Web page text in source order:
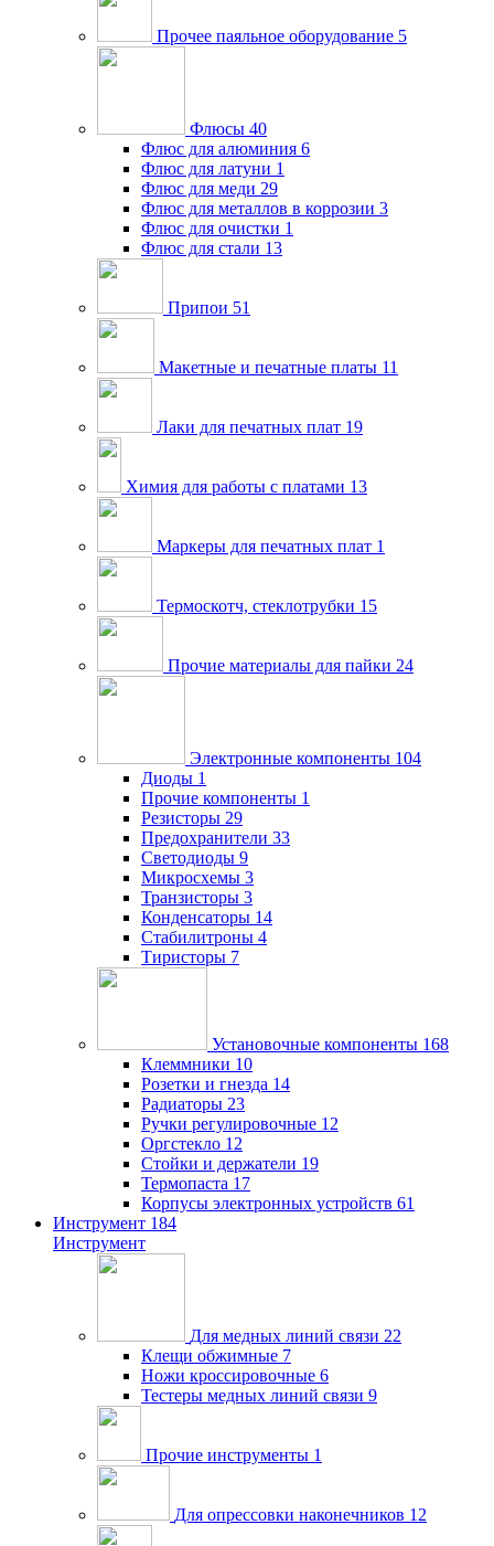
Прочее паяльное оборудование 5
Флюсы 40
Флюс для алюминия 6
Флюс для латуни 1
Флюс для меди 29
Флюс для металлов в коррозии 3
Флюс для очистки 1
Флюс для стали 13
Припои 51
Макетные и печатные платы 11
Лаки для печатных плат 19
Химия для работы с платами 13
Маркеры для печатных плат 1
Термоскотч, стеклотрубки 15
Прочие материалы для пайки 24
Электронные компоненты 104
Диоды 1
Прочие компоненты 1
Резисторы 29
Предохранители 33
Светодиоды 9
Микросхемы 3
Транзисторы 3
Конденсаторы 14
Стабилитроны 4
Тиристоры 7
Установочные компоненты 168
Клеммники 10
Розетки и гнезда 14
Радиаторы 23
Ручки регулировочные 12
Оргстекло 12
Стойки и держатели 19
Термопаста 17
Корпусы электронных устройств 61
Инструмент 184
Инструмент
Для медных линий связи 22
Клещи обжимные 7
Ножи кроссировочные 6
Тестеры медных линий связи 9
Прочие инструменты 1
Для опрессовки наконечников 12